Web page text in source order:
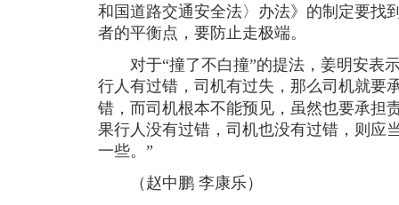
和国道路交通安全法〉办法》的制定要找
者的平衡点，要防止走极端。
对于“撞了不白撞”的提法，姜明安表
行人有过错，司机有过失，那么司机就要
错，而司机根本不能预见，虽然也要承担
果行人没有过错，司机也没有过错，则应
一些。”
（赵中鹏 李康乐）